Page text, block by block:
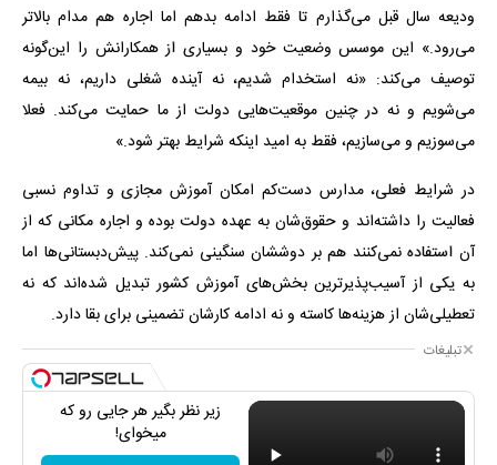
ودیعه سال قبل می‌گذارم تا فقط ادامه بدهم اما اجاره هم مدام بالاتر
می‌رود.» این موسس وضعیت خود و بسیاری از همکارانش را این‌گونه
توصیف می‌کند: «نه استخدام شدیم، نه آینده شغلی داریم، نه بیمه
می‌شویم و نه در چنین موقعیت‌هایی دولت از ما حمایت می‌کند. فعلا
می‌سوزیم و می‌سازیم، فقط به امید اینکه شرایط بهتر شود.»
در شرایط فعلی، مدارس دست‌کم امکان آموزش مجازی و تداوم نسبی
فعالیت را داشته‌اند و حقوق‌شان به عهده دولت بوده و اجاره مکانی که از
آن استفاده نمی‌کنند هم بر دوششان سنگینی نمی‌کند. پیش‌دبستانی‌ها اما
به یکی از آسیب‌پذیرترین بخش‌های آموزش کشور تبدیل شده‌اند که نه
تعطیلی‌شان از هزینه‌ها کاسته و نه ادامه‌ کارشان تضمینی برای بقا دارد.
تبلیغات
زیر نظر بگیر هر جایی رو که
میخوای!